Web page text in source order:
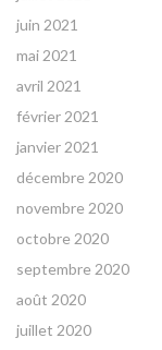
juin 2021
mai 2021
avril 2021
février 2021
janvier 2021
décembre 2020
novembre 2020
octobre 2020
septembre 2020
août 2020
juillet 2020